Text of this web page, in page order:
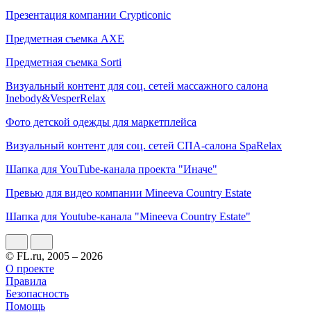
Презентация компании Crypticonic
Предметная съемка AXE
Предметная съемка Sorti
Визуальный контент для соц. сетей массажного салона
Inebody&VesperRelax
Фото детской одежды для маркетплейса
Визуальный контент для соц. сетей СПА-салона SpaRelax
Шапка для YouTube-канала проекта "Иначе"
Превью для видео компании Mineeva Country Estate
Шапка для Youtube-канала "Mineeva Country Estate"
© FL.ru, 2005 – 2026
О проекте
Правила
Безопасность
Помощь